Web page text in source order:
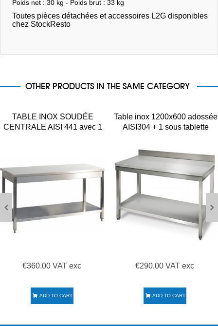
Poids net : 30 kg - Poids brut : 33 kg
Toutes pièces détachées et accessoires L2G disponibles
chez StockResto
OTHER PRODUCTS IN THE SAME CATEGORY
TABLE INOX SOUDÉE
CENTRALE AISI 441 avec 1
€360.00 VAT exc
ADD TO CART
Table inox 1200x600 adossée
AISI304 + 1 sous tablette
€290.00 VAT exc
ADD TO CART